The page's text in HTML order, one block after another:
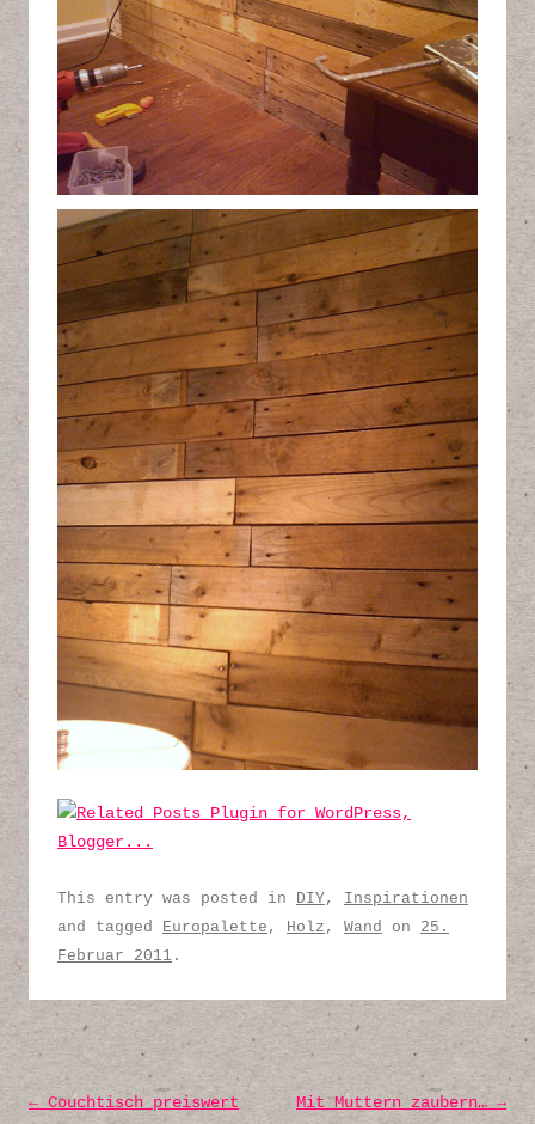
This entry was posted in DIY, Inspirationen
and tagged Europalette , Holz , Wand on 25.
Februar 2011 .
Post navigation
←Couchtisch preiswert
Mit Muttern zaubern… →